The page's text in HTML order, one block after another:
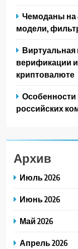
Чемоданы на
модели,
Виртуальная
верификации
криптовалюте
российских
Архив
Июль 2026
Июнь 2026
Май 2026
Апрель 2026